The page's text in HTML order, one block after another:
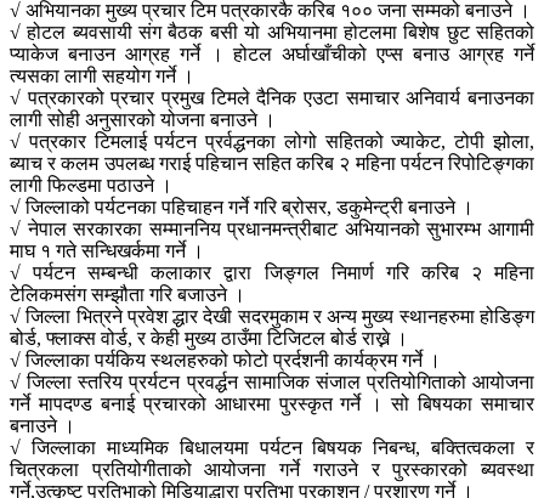
√ अभियानका मुख्य प्रचार टिम पत्रकारकै करिब १०० जना सम्मको बनाउने ।
√ होटल ब्यवसायी संग बैठक बसी यो अभियानमा होटलमा बिशेष छुट सहितको
प्याकेज बनाउन आग्रह गर्ने । होटल अर्घाखाँचीको एप्स बनाउ आग्रह गर्ने
त्यसका लागी सहयोग गर्ने ।
√ पत्रकारको प्रचार प्रमुख टिमले दैनिक एउटा समाचार अनिवार्य बनाउनका
लागी सोही अनुसारको योजना बनाउने ।
√ पत्रकार टिमलाई पर्यटन प्रर्वद्धनका लोगो सहितको ज्याकेट, टोपी झोला,
ब्याच र कलम उपलब्ध गराई पहिचान सहित करिब २ महिना पर्यटन रिपोटिङ्गका
लागी फिल्डमा पठाउने ।
√ जिल्लाको पर्यटनका पहिचाहन गर्ने गरि ब्रोसर, डकुमेन्ट्री बनाउने ।
√ नेपाल सरकारका सम्माननिय प्रधानमन्त्रीबाट अभियानको सुभारम्भ आगामी
माघ १ गते सन्धिखर्कमा गर्ने ।
√ पर्यटन सम्बन्धी कलाकार द्वारा जिङ्गल निमार्ण गरि करिब २ महिना
टेलिकमसंग सम्झौता गरि बजाउने ।
√ जिल्ला भित्रने प्रवेश द्धार देखी सदरमुकाम र अन्य मुख्य स्थानहरुमा होडिङ्ग
बोर्ड, फ्लाक्स वोर्ड, र केही मुख्य ठाउँमा टिजिटल बोर्ड राख्ने ।
√ जिल्लाका पर्यकिय स्थलहरुको फोटो प्रर्दशनी कार्यक्रम गर्ने ।
√ जिल्ला स्तरिय प्रर्यटन प्रवर्द्धन सामाजिक संजाल प्रतियोगिताको आयोजना
गर्ने मापदण्ड बनाई प्रचारको आधारमा पुरस्कृत गर्ने । सो बिषयका समाचार
बनाउने ।
√ जिल्लाका माध्यमिक बिधालयमा पर्यटन बिषयक निबन्ध, बक्तित्वकला र
चित्रकला प्रतियोगीताको आयोजना गर्ने गराउने र पुरस्कारको ब्यवस्था
गर्ने,उत्कृष्ट प्रतिभाको मिडियाद्धारा प्रतिभा प्रकाशन / प्रशारण गर्ने ।